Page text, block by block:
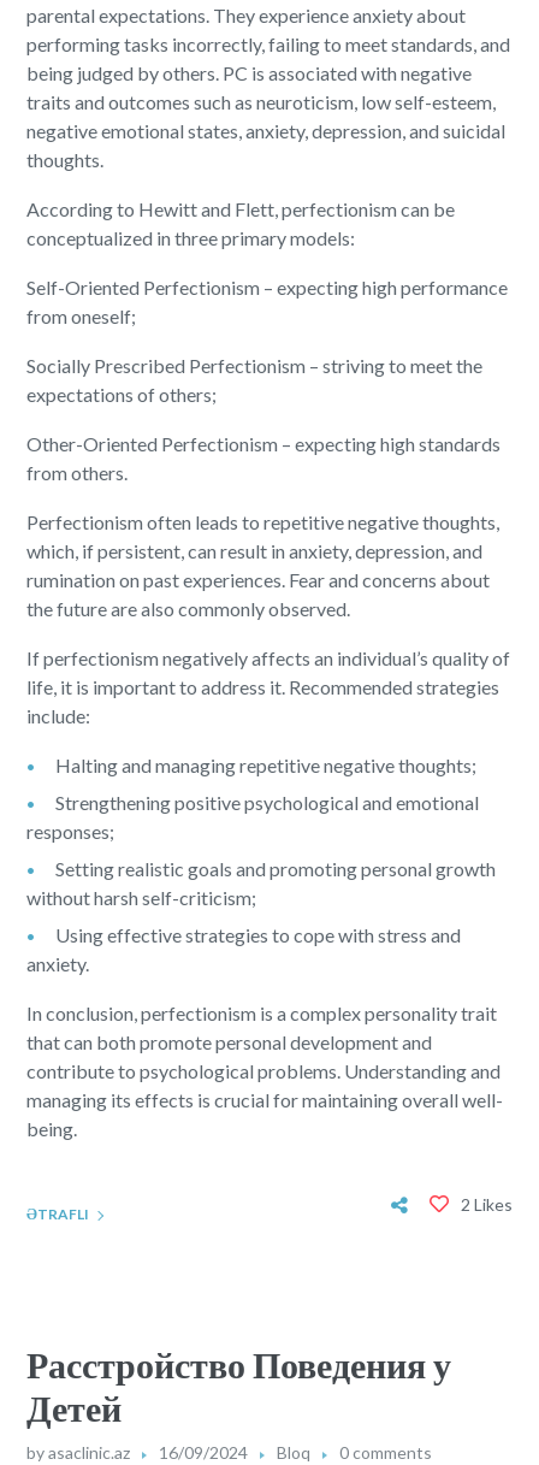
parental expectations. They experience anxiety about
performing tasks incorrectly, failing to meet standards, and
being judged by others. PC is associated with negative
traits and outcomes such as neuroticism, low self-esteem,
negative emotional states, anxiety, depression, and suicidal
thoughts.
According to Hewitt and Flett, perfectionism can be
conceptualized in three primary models:
Self-Oriented Perfectionism – expecting high performance
from oneself;
Socially Prescribed Perfectionism – striving to meet the
expectations of others;
Other-Oriented Perfectionism – expecting high standards
from others.
Perfectionism often leads to repetitive negative thoughts,
which, if persistent, can result in anxiety, depression, and
rumination on past experiences. Fear and concerns about
the future are also commonly observed.
If perfectionism negatively affects an individual’s quality of
life, it is important to address it. Recommended strategies
include:
Halting and managing repetitive negative thoughts;
Strengthening positive psychological and emotional
responses;
Setting realistic goals and promoting personal growth
without harsh self-criticism;
Using effective strategies to cope with stress and
anxiety.
In conclusion, perfectionism is a complex personality trait
that can both promote personal development and
contribute to psychological problems. Understanding and
managing its effects is crucial for maintaining overall well-
being.
ƏTRAFLI 2 Likes
Расстройство Поведения у
Детей
byasaclinic.az 16/09/2024 Bloq 0 comments